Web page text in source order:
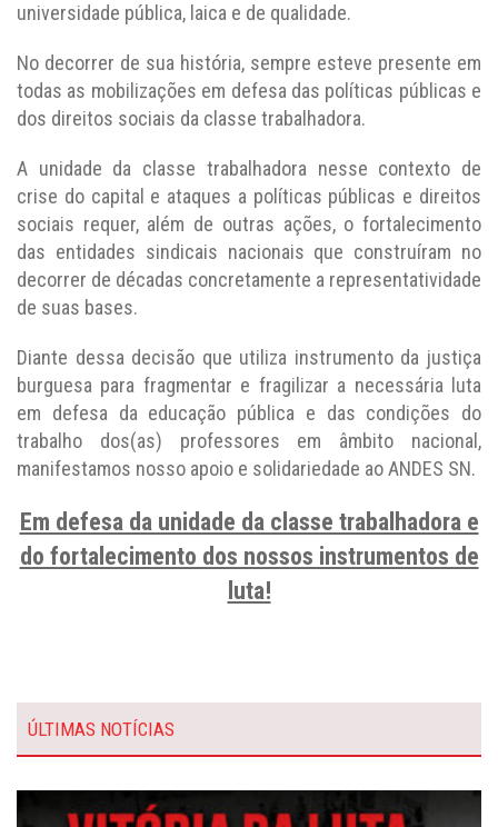
universidade pública, laica e de qualidade.
No decorrer de sua história, sempre esteve presente em
todas as mobilizações em defesa das políticas públicas e
dos direitos sociais da classe trabalhadora.
A unidade da classe trabalhadora nesse contexto de
crise do capital e ataques a políticas públicas e direitos
sociais requer, além de outras ações, o fortalecimento
das entidades sindicais nacionais que construíram no
decorrer de décadas concretamente a representatividade
de suas bases.
Diante dessa decisão que utiliza instrumento da justiça
burguesa para fragmentar e fragilizar a necessária luta
em defesa da educação pública e das condições do
trabalho dos(as) professores em âmbito nacional,
manifestamos nosso apoio e solidariedade ao ANDES SN.
Em defesa da unidade da classe trabalhadora e
do fortalecimento dos nossos instrumentos de
luta!
ÚLTIMAS NOTÍCIAS